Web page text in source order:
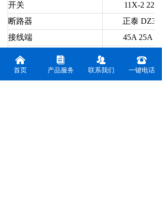
开关
11X-2
断路器
正泰
接线端
45A 25A
鼓风电机
根
낀
首页
뀴
产品服务
뀡
联系我们
뀰
一键电话